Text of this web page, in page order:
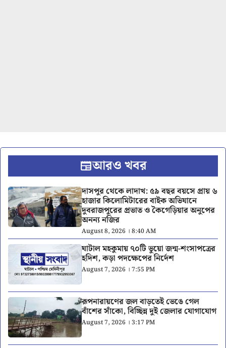
আরও খবর
দাসপুর থেকে লাদাখ: ৫৯ বছর বয়সে প্রায় ৬
হাজার কিলোমিটারের বাইক অভিযানে
দুবরাজপুরের প্রভাত ও কৈগেড়িয়ার অনুপের
অনন্য নজির
August 8, 2026 । 8:40 AM
ঘাটাল মহকুমায় ৭০টি ভুয়ো জন্ম-শংসাপত্রের
হদিশ, কড়া পদক্ষেপের নির্দেশ
August 7, 2026 । 7:55 PM
রূপনারায়ণের জল বাড়তেই ভেঙে গেল
বাঁশের সাঁকো, বিচ্ছিন্ন দুই জেলার যোগাযোগ
August 7, 2026 । 3:17 PM